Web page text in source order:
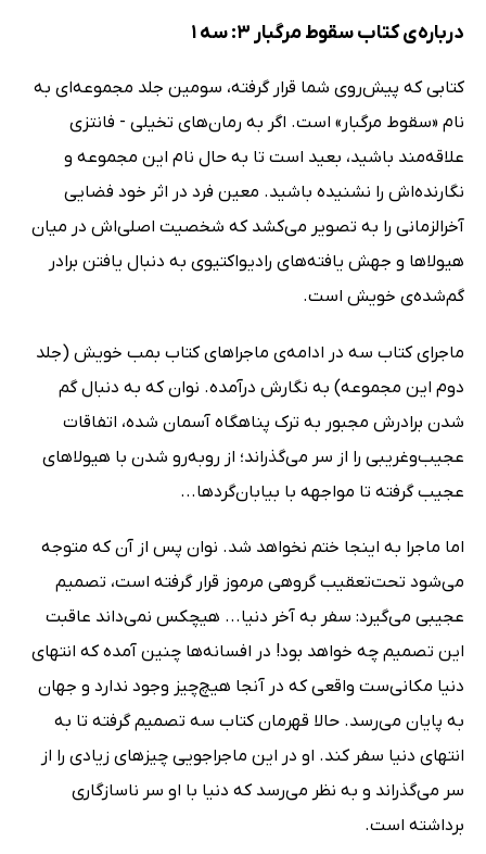
درباره‌ی کتاب سقوط مرگبار 3: سه 1
کتابی که پیش‌روی شما قرار گرفته، سومین جلد مجموعه‌ای به
نام «سقوط مرگبار» است. اگر به رمان‌های تخیلی - فانتزی
علاقه‌مند باشید، بعید است تا به حال نام این مجموعه و
نگارنده‌اش را نشنیده باشید. معین فرد در اثر خود فضایی
آخرالزمانی را به تصویر می‌کشد که شخصیت اصلی‌اش در میان
هیولاها و جهش ­یافته‌­های رادیواکتیوی به دنبال یافتن برادر
گم‌شده‌ی خویش است.
ماجرای کتاب سه در ادامه‌ی ماجراهای کتاب بمب خویش (جلد
دوم این مجموعه) به نگارش درآمده. نوان که به دنبال گم
شدن برادرش مجبور به ترک پناهگاه آسمان شده، اتفاقات
عجیب‌وغریبی را از سر می‌گذراند؛ از روبه‌رو شدن با هیولاهای
عجیب گرفته تا مواجهه با بیابان‌گردها...
اما ماجرا به اینجا ختم نخواهد شد. نوان پس از آن که متوجه
می‌شود تحت‌تعقیب گروهی مرموز قرار گرفته است، تصمیم
عجیبی می‌گیرد: سفر به آخر دنیا... هیچکس نمی‌داند عاقبت
این تصمیم چه خواهد بود! در افسانه‌ها چنین آمده که انتهای
دنیا مکانی‌ست واقعی که در آنجا هیچ‌چیز وجود ندارد و جهان
به پایان می‌رسد. حالا قهرمان کتاب سه تصمیم گرفته تا به
انتهای دنیا سفر کند. او در این ماجراجویی چیزهای زیادی را از
سر می‌گذراند و به نظر می‌رسد که دنیا با او سر ناسازگاری
برداشته است.